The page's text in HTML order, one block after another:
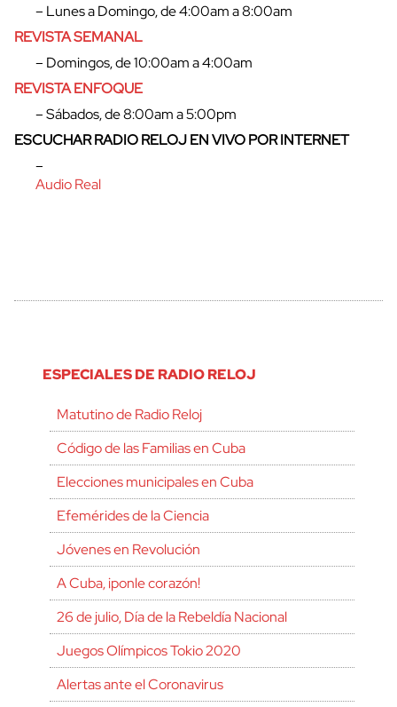
cerrar
– Lunes a Domingo, de 4:00am a 8:00am
REVISTA SEMANAL
– Domingos, de 10:00am a 4:00am
REVISTA ENFOQUE
– Sábados, de 8:00am a 5:00pm
ESCUCHAR RADIO RELOJ EN VIVO POR INTERNET
–
Audio Real
ESPECIALES DE RADIO RELOJ
Matutino de Radio Reloj
Código de las Familias en Cuba
Elecciones municipales en Cuba
Efemérides de la Ciencia
Jóvenes en Revolución
A Cuba, ¡ponle corazón!
26 de julio, Día de la Rebeldía Nacional
Juegos Olímpicos Tokio 2020
Alertas ante el Coronavirus